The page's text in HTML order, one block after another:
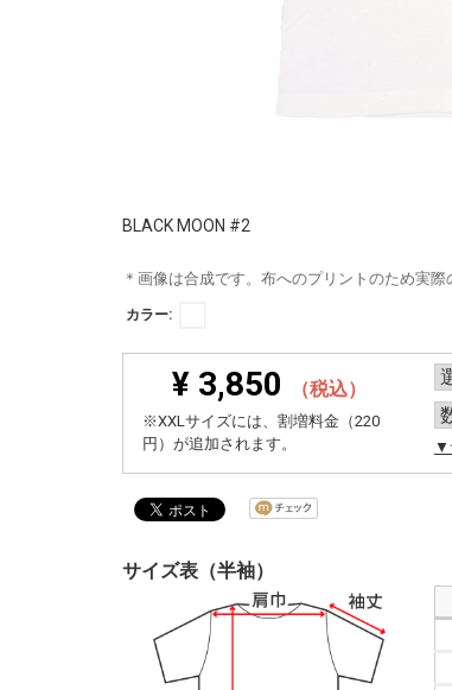
BLACK MOON #2
＊画像は合成です。布へのプリントのため実際
カラー:
¥ 3,850 （税込）
※XXLサイズには、割増料金（220
円）が追加されます。
▼
サイズ表（半袖）